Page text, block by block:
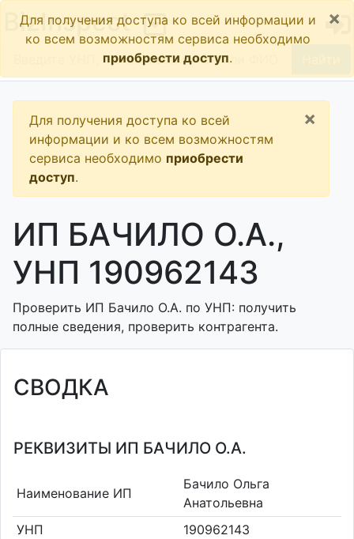
BizInspect
Для получения доступа ко всей информации и
ко всем возможностям сервиса необходимо
приобрести доступ.
×
Для получения доступа ко всей
информации и ко всем возможностям
сервиса необходимо приобрести
доступ.
×
ИП БАЧИЛО О.А.,
УНП 190962143
Проверить ИП Бачило О.А. по УНП: получить
полные сведения, проверить контрагента.
СВОДКА
РЕКВИЗИТЫ ИП БАЧИЛО О.А.
Наименование ИП
Бачило Ольга
Анатольевна
УНП
190962143